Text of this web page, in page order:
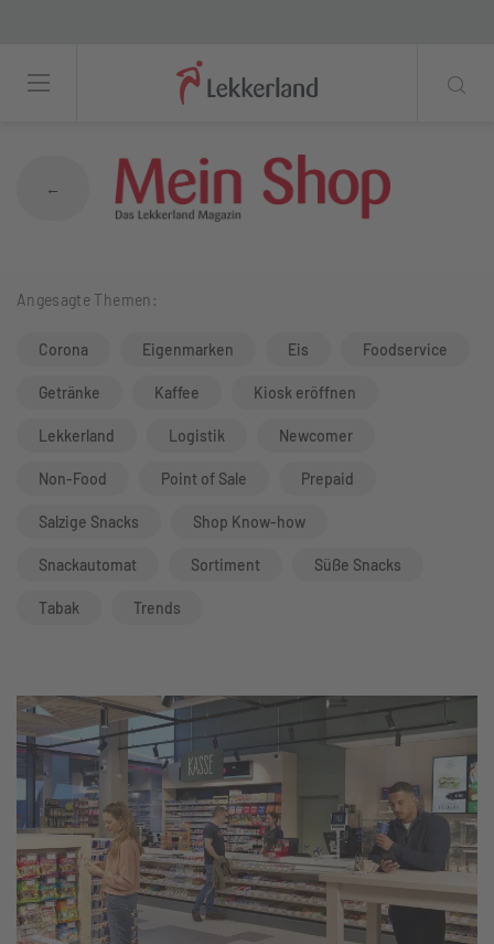
←
Angesagte Themen:
Corona Eigenmarken Eis Foodservice
Getränke Kaffee Kiosk eröffnen
Lekkerland Logistik Newcomer
Non-Food Point of Sale Prepaid
Salzige Snacks Shop Know-how
Snackautomat Sortiment Süße Snacks
Tabak Trends